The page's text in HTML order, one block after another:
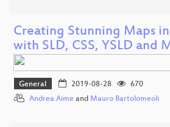
Creating Stunning Maps
with SLD, CSS, YSLD and
General 2019-08-28
670
Andrea Aime and Mauro Bartolomeoli